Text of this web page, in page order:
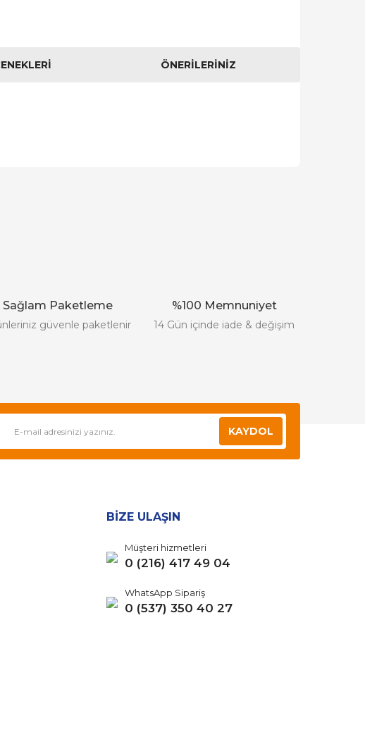
ÖNERILERINIZ
Sağlam Paketleme
güvenle paketlenir
%100 Memnuniyet
14 Gün içinde iade & değişim
KAYDOL
BİZE ULAŞIN
Müşteri hizmetleri
0 (216) 417 49 04
WhatsApp Sipariş
0 (537) 350 40 27